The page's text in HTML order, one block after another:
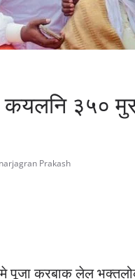
कयलनि ३५०
Prakash
पूजा करबाक लेल